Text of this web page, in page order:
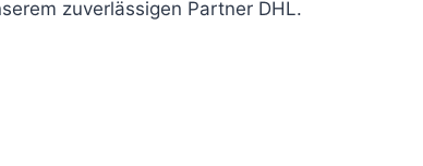
zuverlässigen Partner DHL.